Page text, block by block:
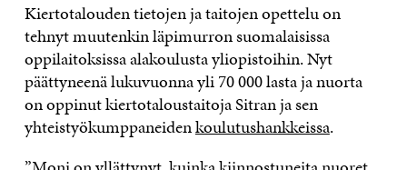
Kiertotalouden tietojen ja taitojen opettelu on
tehnyt muutenkin läpimurron suomalaisissa
oppilaitoksissa alakoulusta yliopistoihin. Nyt
päättyneenä lukuvuonna yli 70 000 lasta ja nuorta
on oppinut kiertotaloustaitoja Sitran ja sen
yhteistyökumppaneidenkoulutushankkeissa.